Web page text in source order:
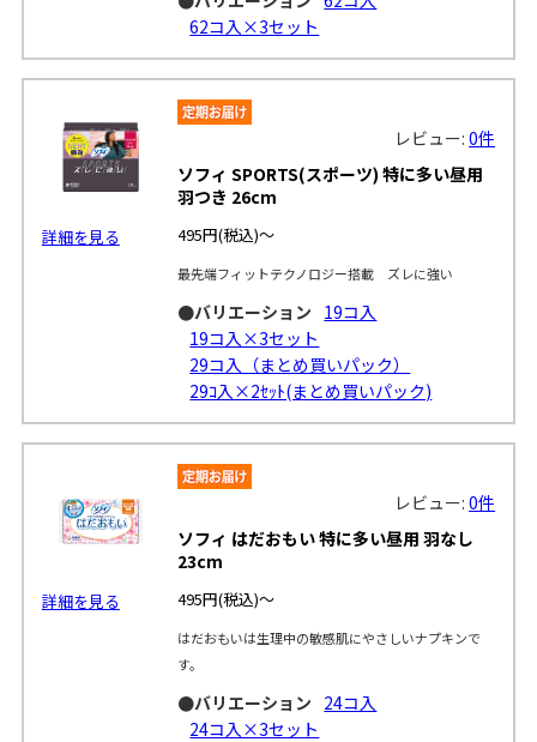
62コ入×3セット
詳細を見る
レビュー:0件
ソフィ SPORTS(スポーツ) 特に多い昼用
羽つき 26cm
495円(税込)～
最先端フィットテクノロジー搭載 ズレに強い
●バリエーション 19コ入
19コ入×3セット
29コ入（まとめ買いパック）
29ｺ入×2ｾｯﾄ(まとめ買いパック)
詳細を見る
レビュー:0件
ソフィ はだおもい 特に多い昼用 羽なし
23cm
495円(税込)～
はだおもいは生理中の敏感肌にやさしいナプキンで
す。
●バリエーション 24コ入
24コ入×3セット